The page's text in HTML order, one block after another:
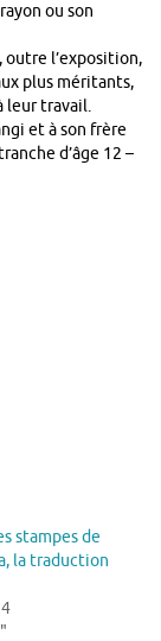
ou son
outre l’exposition,
plus méritants,
leur travail.
et à son frère
d’âge 12 –
stampes de
la traduction